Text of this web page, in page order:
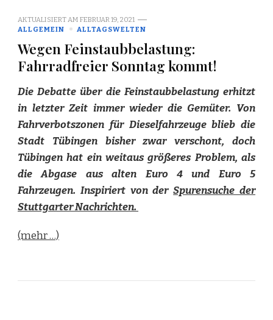
AKTUALISIERT AM FEBRUAR 19, 2021
ALLGEMEIN
ALLTAGSWELTEN
Wegen Feinstaubbelastung:
Fahrradfreier Sonntag kommt!
Die Debatte über die Feinstaubbelastung erhitzt
in letzter Zeit immer wieder die Gemüter. Von
Fahrverbotszonen für Dieselfahrzeuge blieb die
Stadt Tübingen bisher zwar verschont, doch
Tübingen hat ein weitaus größeres Problem, als
die Abgase aus alten Euro 4 und Euro 5
Fahrzeugen. Inspiriert von derSpurensuche der
Stuttgarter Nachrichten.
(mehr …)